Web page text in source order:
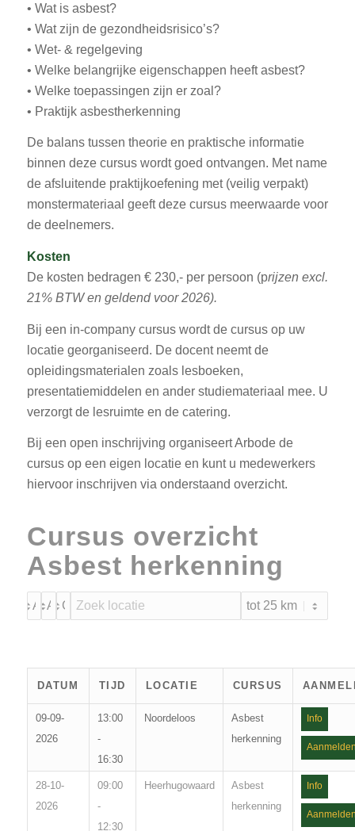
• Wat is asbest?
• Wat zijn de gezondheidsrisico’s?
• Wet- & regelgeving
• Welke belangrijke eigenschappen heeft asbest?
• Welke toepassingen zijn er zoal?
• Praktijk asbestherkenning
De balans tussen theorie en praktische informatie
binnen deze cursus wordt goed ontvangen. Met name
de afsluitende praktijkoefening met (veilig verpakt)
monstermateriaal geeft deze cursus meerwaarde voor
de deelnemers.
Kosten
De kosten bedragen € 230,- per persoon (prijzen excl.
21% BTW en geldend voor 2026).
Bij een in-company cursus wordt de cursus op uw
locatie georganiseerd. De docent neemt de
opleidingsmaterialen zoals lesboeken,
presentatiemiddelen en ander studiemateriaal mee. U
verzorgt de lesruimte en de catering.
Bij een open inschrijving organiseert Arbode de
cursus op een eigen locatie en kunt u medewerkers
hiervoor inschrijven via onderstaand overzicht.
Cursus overzicht
Asbest herkenning
DATUM TIJD LOCATIE CURSUS
09-09-
2026
13:00
-
16:30
Noordeloos
Asbest
herkenning
Info
28-10-
2026
09:00
-
12:30
Heerhugowaard
Asbest
herkenning
Info